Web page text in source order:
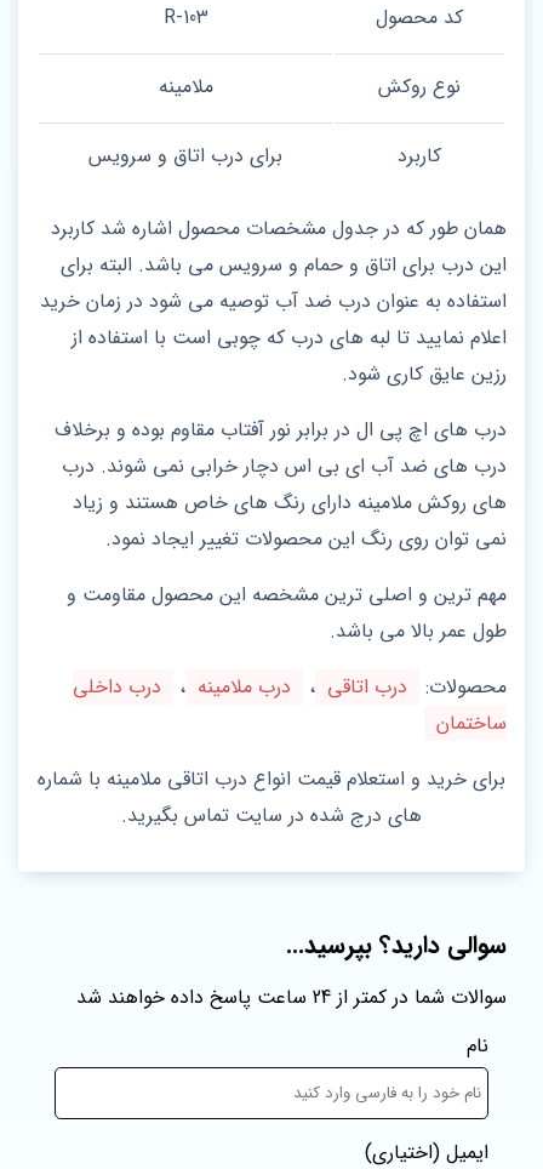
کد محصول R-103
نوع روکش ملامینه
کاربرد برای درب اتاق و سرویس
همان طور که در جدول مشخصات محصول اشاره شد کاربرد
این درب برای اتاق و حمام و سرویس می باشد. البته برای
استفاده به عنوان درب ضد آب توصیه می شود در زمان خرید
اعلام نمایید تا لبه های درب که چوبی است با استفاده از
رزین عایق کاری شود.
درب های اچ پی ال در برابر نور آفتاب مقاوم بوده و برخلاف
درب های ضد آب ای بی اس دچار خرابی نمی شوند. درب
های روکش ملامینه دارای رنگ های خاص هستند و زیاد
نمی توان روی رنگ این محصولات تغییر ایجاد نمود.
مهم ترین و اصلی ترین مشخصه این محصول مقاومت و
طول عمر بالا می باشد.
محصولات:
درب اتاقی ، درب ملامینه ،
درب داخلی
ساختمان
برای خرید و استعلام قیمت انواع درب اتاقی ملامینه با شماره
های درج شده در سایت تماس بگیرید.
سوالی دارید؟ بپرسید...
سوالات شما در کمتر از 24 ساعت پاسخ داده خواهند شد
نام
ایمیل (اختیاری)